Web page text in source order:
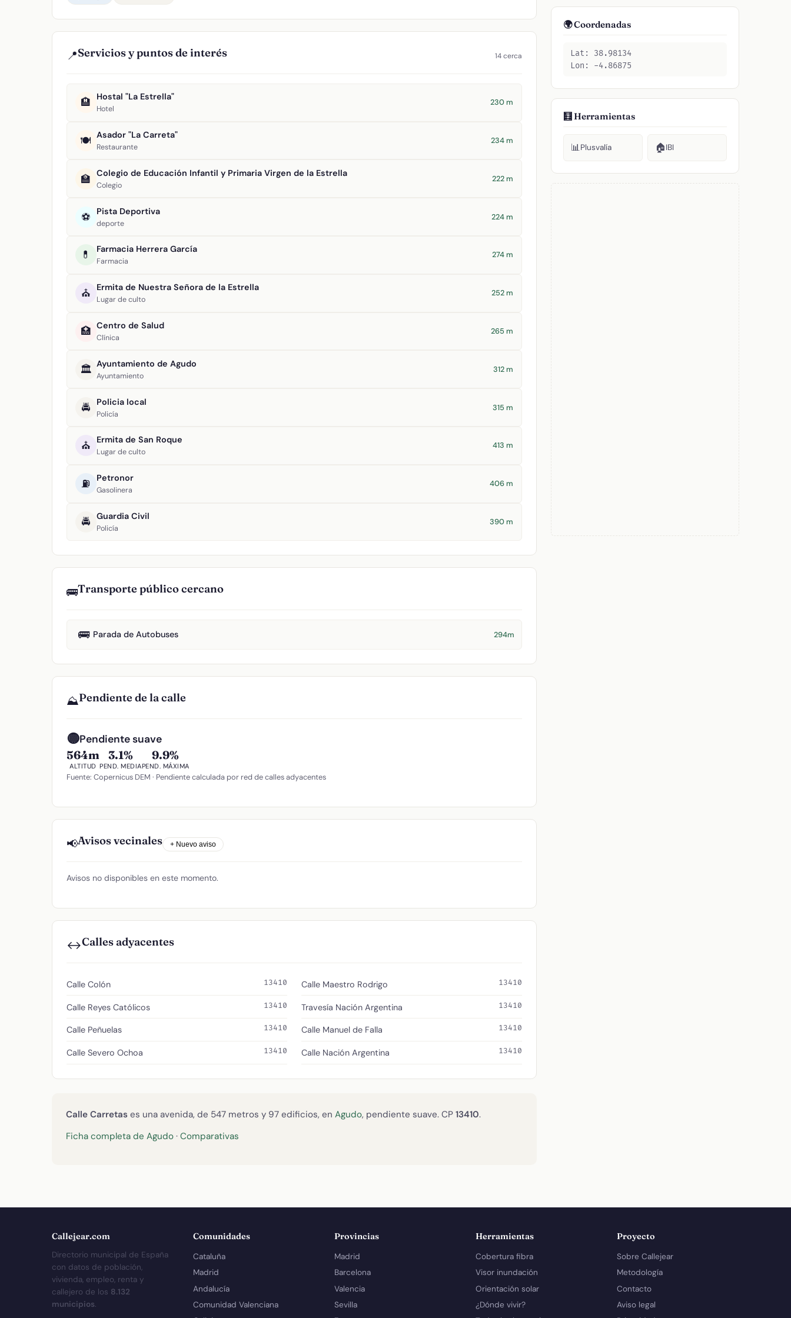
📍Servicios y puntos de interés 14 cerca
🏨 Hostal "La Estrella"
Hotel
230 m
🍽️ Asador "La Carreta"
Restaurante
234 m
🏫 Colegio de Educación Infantil y Primaria Virgen de la Estrella
Colegio
222 m
⚽ Pista Deportiva
deporte
224 m
💊 Farmacia Herrera García
Farmacia
274 m
⛪ Ermita de Nuestra Señora de la Estrella
Lugar de culto
252 m
🏥 Centro de Salud
Clínica
265 m
🏛️ Ayuntamiento de Agudo
Ayuntamiento
312 m
🚔 Policia local
Policía
315 m
⛪ Ermita de San Roque
Lugar de culto
413 m
⛽ Petronor
Gasolinera
406 m
🚔 Guardia Civil
Policía
390 m
🚌Transporte público cercano
🚌 Parada de Autobuses 294m
⛰️Pendiente de la calle
🟡Pendiente suave
564m
ALTITUD
3.1%
PEND. MEDIA
9.9%
PEND. MÁXIMA
Fuente: Copernicus DEM · Pendiente calculada por red de calles adyacentes
📢Avisos vecinales + Nuevo aviso
Avisos no disponibles en este momento.
↔️Calles adyacentes
Calle Colón 13410
Calle Reyes Católicos 13410
Calle Peñuelas 13410
Calle Severo Ochoa 13410
Calle Maestro Rodrigo 13410
Travesía Nación Argentina 13410
Calle Manuel de Falla 13410
Calle Nación Argentina 13410
Calle Carretas es una avenida, de 547 metros y 97 edificios, en Agudo, pendiente suave. CP 13410.
Ficha completa de Agudo · Comparativas
🌍 Coordenadas
Lat: 38.98134
Lon: -4.86875
🧮 Herramientas
📊Plusvalía 🏠IBI
Callejear.com
Directorio municipal de España
con datos de población,
vivienda, empleo, renta y
callejero de los 8.132
municipios.
Comunidades
Cataluña
Madrid
Andalucía
Comunidad Valenciana
Provincias
Madrid
Barcelona
Valencia
Sevilla
Herramientas
Cobertura fibra
Visor inundación
Orientación solar
¿Dónde vivir?
Proyecto
Sobre Callejear
Metodología
Contacto
Aviso legal